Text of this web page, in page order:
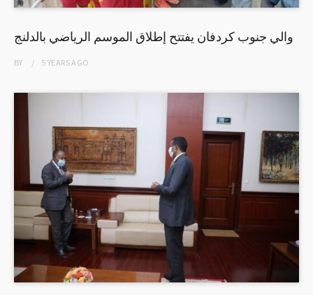
والي جنوب كردفان يفتتح إطلاق الموسم الرياضي بالدلنج
BY 5 YEARSAGO